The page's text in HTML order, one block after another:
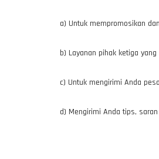
a) Untuk mempromosikan
b) Layanan pihak ketiga
c) Untuk mengirimi Anda
d) Mengirimi Anda tips,